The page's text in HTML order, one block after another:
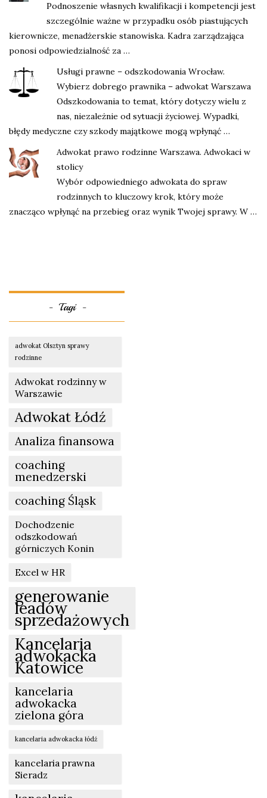
Podnoszenie własnych kwalifikacji i kompetencji jest
szczególnie ważne w przypadku osób piastujących
kierownicze, menadżerskie stanowiska. Kadra zarządzająca
ponosi odpowiedzialność za …
Usługi prawne – odszkodowania Wrocław.
Wybierz dobrego prawnika – adwokat Warszawa
Odszkodowania to temat, który dotyczy wielu z
nas, niezależnie od sytuacji życiowej. Wypadki,
błędy medyczne czy szkody majątkowe mogą wpłynąć …
Adwokat prawo rodzinne Warszawa. Adwokaci w
stolicy
Wybór odpowiedniego adwokata do spraw
rodzinnych to kluczowy krok, który może
znacząco wpłynąć na przebieg oraz wynik Twojej sprawy. W …
Tagi
adwokat Olsztyn sprawy
rodzinne
Adwokat rodzinny w
Warszawie
Adwokat Łódź
Analiza finansowa
coaching
menedzerski
coaching Śląsk
Dochodzenie
odszkodowań
górniczych Konin
Excel w HR
generowanie
leadów
sprzedażowych
Kancelaria
adwokacka
Katowice
kancelaria
adwokacka
zielona góra
kancelaria adwokacka łódź
kancelaria prawna
Sieradz